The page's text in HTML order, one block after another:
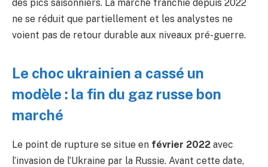
des pics saisonniers. La marche franchie depuis 2022
ne se réduit que partiellement et les analystes ne
voient pas de retour durable aux niveaux pré-guerre.
Le choc ukrainien a cassé un
modèle : la fin du gaz russe bon
marché
Le point de rupture se situe en février 2022 avec
l’invasion de l’Ukraine par la Russie. Avant cette date,